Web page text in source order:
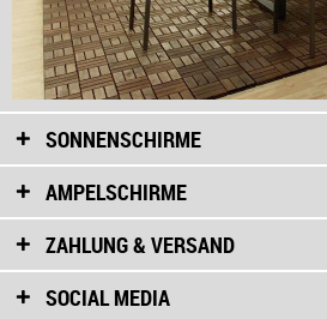
SONNENSCHIRME
AMPELSCHIRME
ZAHLUNG & VERSAND
SOCIAL MEDIA